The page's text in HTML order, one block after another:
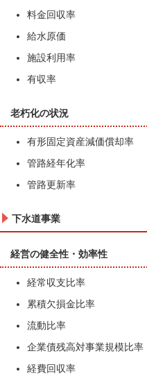
料金回収率
給水原価
施設利用率
有収率
老朽化の状況
有形固定資産減価償却率
管路経年化率
管路更新率
下水道事業
経営の健全性・効率性
経常収支比率
累積欠損金比率
流動比率
企業債残高対事業規模比率
経費回収率